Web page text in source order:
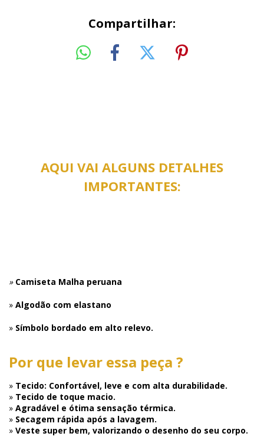
Compartilhar:
AQUI VAI ALGUNS DETALHES
IMPORTANTES:
» Camiseta Malha peruana
» Algodão com elastano
» Símbolo bordado em alto relevo.
Por que levar essa peça ?
» Tecido: Confortável, leve e com alta durabilidade.
» Tecido de toque macio.
» Agradável e ótima sensação térmica.
» Secagem rápida após a lavagem.
» Veste super bem, valorizando o desenho do seu corpo.